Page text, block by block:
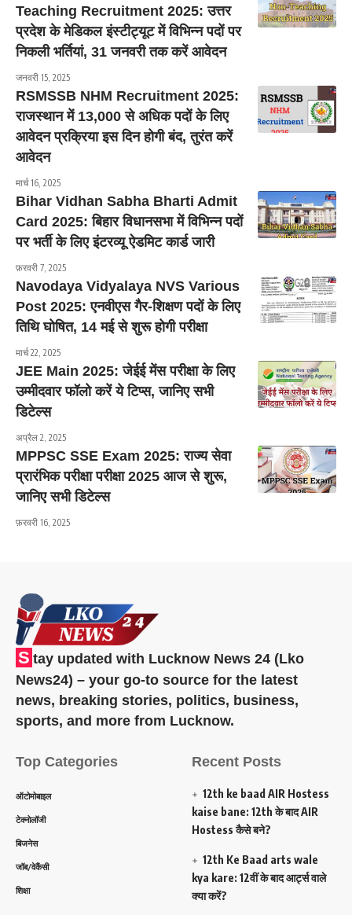
Teaching Recruitment 2025: उत्तर
प्रदेश के मेडिकल इंस्टीट्यूट में विभिन्न पदों पर
निकली भर्तियां, 31 जनवरी तक करें आवेदन
जनवरी 15, 2025
RSMSSB NHM Recruitment 2025:
राजस्थान में 13,000 से अधिक पदों के लिए
आवेदन प्रक्रिया इस दिन होगी बंद, तुरंत करें
आवेदन
मार्च 16, 2025
Bihar Vidhan Sabha Bharti Admit
Card 2025: बिहार विधानसभा में विभिन्न पदों
पर भर्ती के लिए इंटरव्यू ऐडमिट कार्ड जारी
फ़रवरी 7, 2025
Navodaya Vidyalaya NVS Various
Post 2025: एनवीएस गैर-शिक्षण पदों के लिए
तिथि घोषित, 14 मई से शुरू होगी परीक्षा
मार्च 22, 2025
JEE Main 2025: जेईई मेंस परीक्षा के लिए
उम्मीदवार फॉलो करें ये टिप्स, जानिए सभी
डिटेल्स
अप्रैल 2, 2025
MPPSC SSE Exam 2025: राज्य सेवा
प्रारंभिक परीक्षा परीक्षा 2025 आज से शुरू,
जानिए सभी डिटेल्स
फ़रवरी 16, 2025
S tay updated with Lucknow News 24 (Lko
News24) – your go-to source for the latest
news, breaking stories, politics, business,
sports, and more from Lucknow.
Top Categories
ऑटोमोबाइल
टेक्नोलॉजी
बिजनेस
जॉब/वेकैंसी
शिक्षा
Recent Posts
12th ke baad AIR Hostess
kaise bane: 12th के बाद AIR
Hostess कैसे बने?
12th Ke Baad arts wale
kya kare: 12वीं के बाद आर्ट्स वाले
क्या करें?